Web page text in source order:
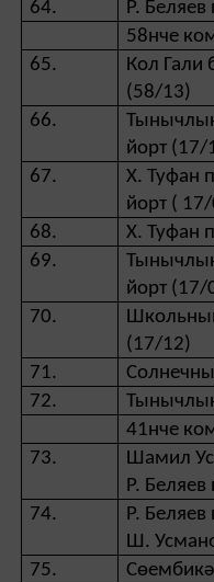
64.
Р.
58нче
65.
Кол Гали
(58/13)
66.
йорт (17/
67.
Х. Туфан
йорт (
68.
Х. Туфан
69.
йорт (17/
70.
(17/12)
71.
72.
41нче
73.
Шамил
Р.
74.
Р.
Ш.
75.